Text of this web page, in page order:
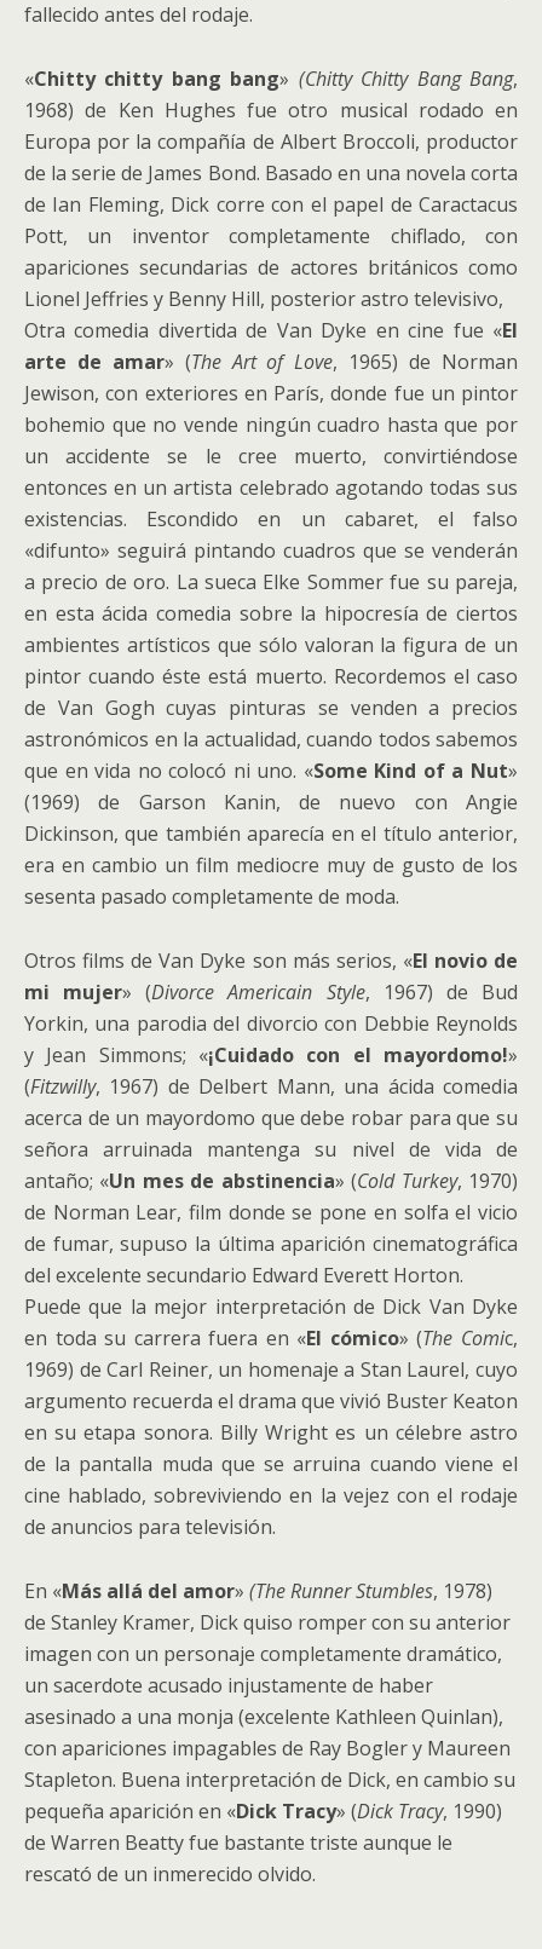
fallecido antes del rodaje.
«Chitty chitty bang bang» (Chitty Chitty Bang Bang,
1968) de Ken Hughes fue otro musical rodado en
Europa por la compañía de Albert Broccoli, productor
de la serie de James Bond. Basado en una novela corta
de Ian Fleming, Dick corre con el papel de Caractacus
Pott, un inventor completamente chiflado, con
apariciones secundarias de actores británicos como
Lionel Jeffries y Benny Hill, posterior astro televisivo,
Otra comedia divertida de Van Dyke en cine fue «El
arte de amar» (The Art of Love, 1965) de Norman
Jewison, con exteriores en París, donde fue un pintor
bohemio que no vende ningún cuadro hasta que por
un accidente se le cree muerto, convirtiéndose
entonces en un artista celebrado agotando todas sus
existencias. Escondido en un cabaret, el falso
«difunto» seguirá pintando cuadros que se venderán
a precio de oro. La sueca Elke Sommer fue su pareja,
en esta ácida comedia sobre la hipocresía de ciertos
ambientes artísticos que sólo valoran la figura de un
pintor cuando éste está muerto. Recordemos el caso
de Van Gogh cuyas pinturas se venden a precios
astronómicos en la actualidad, cuando todos sabemos
que en vida no colocó ni uno. «Some Kind of a Nut»
(1969) de Garson Kanin, de nuevo con Angie
Dickinson, que también aparecía en el título anterior,
era en cambio un film mediocre muy de gusto de los
sesenta pasado completamente de moda.
Otros films de Van Dyke son más serios, «El novio de
mi mujer» (Divorce Americain Style, 1967) de Bud
Yorkin, una parodia del divorcio con Debbie Reynolds
y Jean Simmons; «¡Cuidado con el mayordomo!»
(Fitzwilly, 1967) de Delbert Mann, una ácida comedia
acerca de un mayordomo que debe robar para que su
señora arruinada mantenga su nivel de vida de
antaño; «Un mes de abstinencia» (Cold Turkey, 1970)
de Norman Lear, film donde se pone en solfa el vicio
de fumar, supuso la última aparición cinematográfica
del excelente secundario Edward Everett Horton.
Puede que la mejor interpretación de Dick Van Dyke
en toda su carrera fuera en «El cómico» (The Comic,
1969) de Carl Reiner, un homenaje a Stan Laurel, cuyo
argumento recuerda el drama que vivió Buster Keaton
en su etapa sonora. Billy Wright es un célebre astro
de la pantalla muda que se arruina cuando viene el
cine hablado, sobreviviendo en la vejez con el rodaje
de anuncios para televisión.
En «Más allá del amor» (The Runner Stumbles, 1978)
de Stanley Kramer, Dick quiso romper con su anterior
imagen con un personaje completamente dramático,
un sacerdote acusado injustamente de haber
asesinado a una monja (excelente Kathleen Quinlan),
con apariciones impagables de Ray Bogler y Maureen
Stapleton. Buena interpretación de Dick, en cambio su
pequeña aparición en «Dick Tracy» (Dick Tracy, 1990)
de Warren Beatty fue bastante triste aunque le
rescató de un inmerecido olvido.